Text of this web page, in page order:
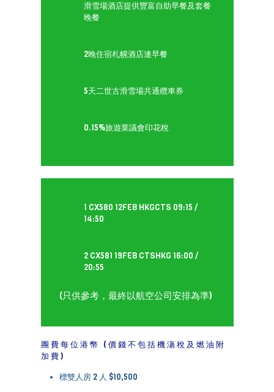
滑雪場酒店提供豐富自助早餐及套餐
晚餐
2晚住宿札幌酒店連早餐
5天二世古滑雪場共通纜車券
0.15%旅遊業議會印花稅
1 CX580 12FEB HKGCTS 09:15 /
14:50
2 CX581 19FEB CTSHKG 16:00 /
20:55
(只供參考，最終以航空公司安排為準)
團費每位港幣 (價錢不包括機漡稅及燃油附
加費)
標雙人房 2 人 $10,500